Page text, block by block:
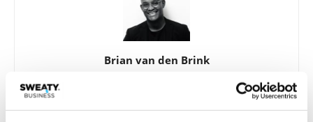
Brian van den Brink